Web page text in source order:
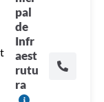
pal
de
Infr
aest
rutu
ra